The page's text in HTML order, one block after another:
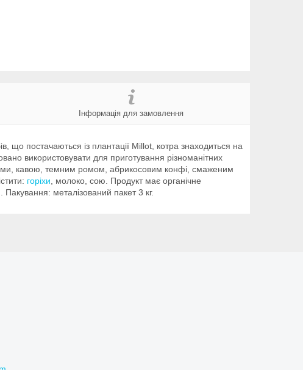
Інформація для замовлення
що постачаються із плантації Millot, котра знаходиться на
використовувати для приготування різноманітних
кавою, темним ромом, абрикосовим конфі, смаженим
горіхи , молоко, сою. Продукт має органічне
металізований пакет 3 кг.